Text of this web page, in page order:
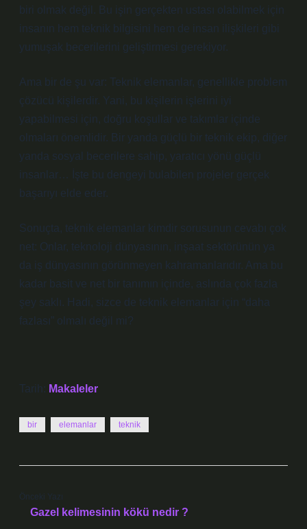
biri olmak değil. Bu işin gerçekten ustası olabilmek için
insanın hem teknik bilgisini hem de insan ilişkileri gibi
yumuşak becerilerini geliştirmesi gerekiyor.
Ama bir de şu var: Teknik elemanlar, genellikle problem
çözücü kişilerdir. Yani, bu kişilerin işlerini iyi
yapabilmesi için, doğru koşullar ve takımlar içinde
olmaları önemlidir. Bir yanda güçlü bir teknik ekip, diğer
yanda sosyal becerilere sahip, yaratıcı yönü güçlü
insanlar… İşte bu dengeyi bulabilen projeler gerçek
başarıyı elde eder.
Sonuçta, teknik elemanlar kimdir sorusunun cevabı çok
net: Onlar, teknoloji dünyasının, inşaat sektörünün ya
da iş dünyasının görünmeyen kahramanlarıdır. Ama bu
kadar basit ve net bir tanımın içinde, aslında çok fazla
şey saklı. Hadi, sizce de teknik elemanlar için “daha
fazlası” olmalı değil mi?
Tarih: Makaleler
bir elemanlar teknik
Önceki Yazı
Gazel kelimesinin kökü nedir ?